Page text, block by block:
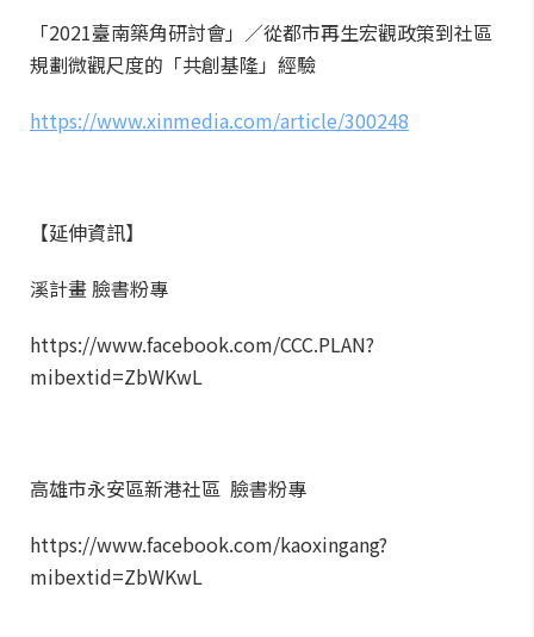
「2021臺南築角研討會」／從都市再生宏觀政策到社區
規劃微觀尺度的「共創基隆」經驗
https://www.xinmedia.com/article/300248
【延伸資訊】
溪計畫 臉書粉專
https://www.facebook.com/CCC.PLAN?
mibextid=ZbWKwL
高雄市永安區新港社區 臉書粉專
https://www.facebook.com/kaoxingang?
mibextid=ZbWKwL